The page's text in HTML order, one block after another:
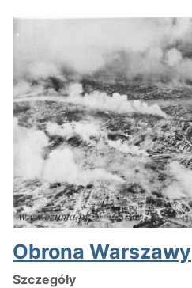
Obrona Warszawy
Szczegóły